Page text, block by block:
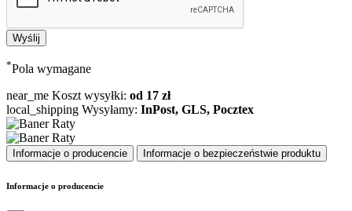
*Pola wymagane
near_me Koszt wysyłki: od 17 zł
local_shipping Wysyłamy: InPost, GLS, Pocztex
Informacje o producencie Informacje o bezpieczeństwie produktu
Informacje o producencie